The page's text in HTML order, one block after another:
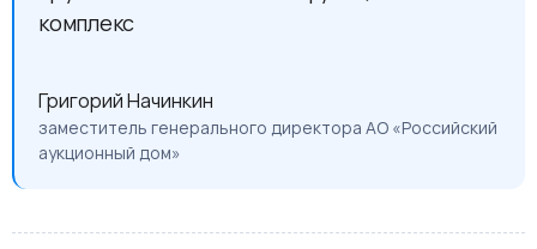
комплекс
Григорий Начинкин
заместитель генерального директора АО «Российский
аукционный дом»